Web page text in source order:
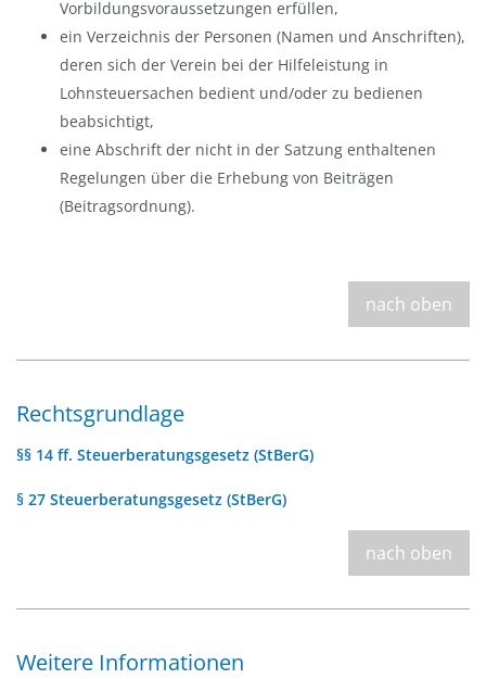
Vorbildungsvoraussetzungen erfüllen,
ein Verzeichnis der Personen (Namen und Anschriften),
deren sich der Verein bei der Hilfeleistung in
Lohnsteuersachen bedient und/oder zu bedienen
beabsichtigt,
eine Abschrift der nicht in der Satzung enthaltenen
Regelungen über die Erhebung von Beiträgen
(Beitragsordnung).
nach oben
Rechtsgrundlage
§§ 14 ff. Steuerberatungsgesetz (StBerG)
§ 27 Steuerberatungsgesetz (StBerG)
nach oben
Weitere Informationen